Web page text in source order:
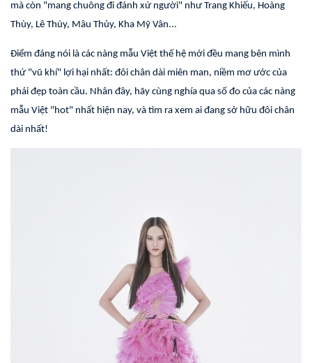
mà còn "mang chuông đi đánh xứ người" như Trang Khiếu, Hoàng
Thùy, Lê Thúy, Mâu Thủy, Kha Mỹ Vân...
Điểm đáng nói là các nàng mẫu Việt thế hệ mới đều mang bên mình
thứ "vũ khí" lợi hại nhất: đôi chân dài miên man, niềm mơ ước của
phái đẹp toàn cầu. Nhân đây, hãy cùng nghía qua số đo của các nàng
mẫu Việt "hot" nhất hiện nay, và tìm ra xem ai đang sở hữu đôi chân
dài nhất!